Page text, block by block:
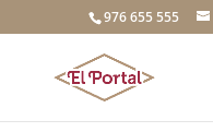
976 655 555